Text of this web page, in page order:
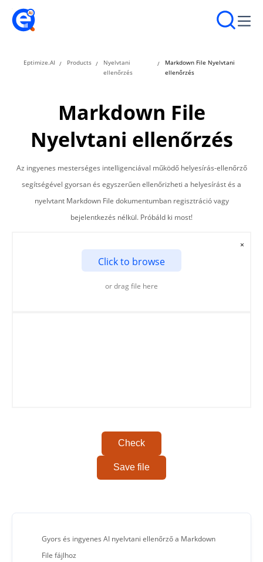
Eptimize.AI Products
Nyelvtani
ellenőrzés
Markdown File Nyelvtani
ellenőrzés
Markdown File
Nyelvtani ellenőrzés
Az ingyenes mesterséges intelligenciával működő helyesírás-ellenőrző
segítségével gyorsan és egyszerűen ellenőrizheti a helyesírást és a
nyelvtant Markdown File dokumentumban regisztráció vagy
bejelentkezés nélkül. Próbáld ki most!
Click to browse
or drag file here
×
Check
Save file
Gyors és ingyenes AI nyelvtani ellenőrző a Markdown
File fájlhoz